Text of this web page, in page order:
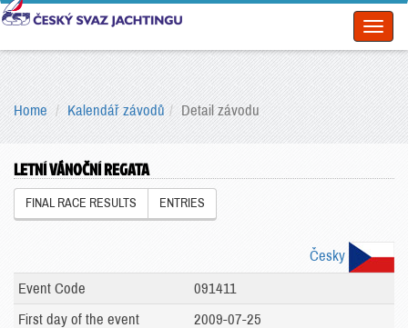
Home Kalendář závodů Detail závodu
LETNÍ VÁNOČNÍ REGATA
FINAL RACE RESULTS ENTRIES
Česky
Event Code
091411
First day of the event
2009-07-25